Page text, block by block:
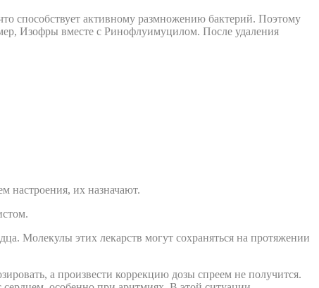
способствует активному размножению бактерий. Поэтому
Изофры вместе с Ринофлуимуцилом. После удаления
настроения, их назначают.
Молекулы этих лекарств могут сохраняться на протяжении
а произвести коррекцию дозы спреем не получится.